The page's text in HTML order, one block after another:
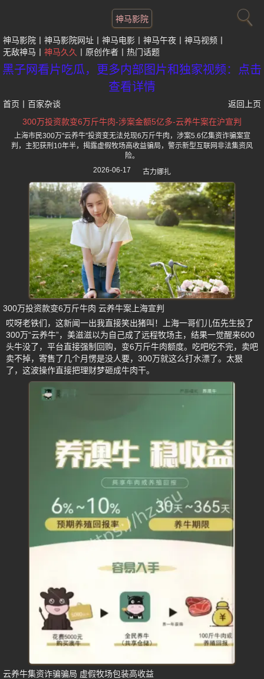
神马影院
神马影院 神马影院网址 神马电影 神马午夜
神马视频
无敌神马
神马久久 原创作者 热门话题
黑子网看片吃瓜，更多内部图片和独家视频：点击
查看详情
首页 百家杂谈
返回上页
300万投资款变6万斤牛肉-涉案金额5亿多-云养牛案在沪宣判
上海市民300万“云养牛”投资变无法兑现6万斤牛肉，涉案5.6亿集资诈骗案宣
判，主犯获刑10年半，揭露虚假牧场高收益骗局，警示新型互联网非法集资风
险。
2026-06-17
古力娜扎
300万投资款变6万斤牛肉 云养牛案上海宣判
哎呀老铁们，这新闻一出我直接笑出猪叫！上海一哥们儿伍先生投了
300万“云养牛”，美滋滋以为自己成了远程牧场主，结果一觉醒来600
头牛没了，平台直接强制回购，变6万斤牛肉额度。吃吧吃不完，卖吧
卖不掉，寄售了几个月愣是没人要，300万就这么打水漂了。太狠
了，这波操作直接把理财梦砸成牛肉干。
云养牛集资诈骗骗局 虚假牧场包装高收益